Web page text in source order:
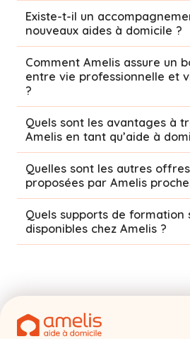
Existe-t-il un
nouveaux aides à domicile ?
Comment Amelis assure un
entre vie professionnelle et
?
Quels sont les avantages à
Amelis en tant qu’aide à
Quelles sont les autres offres
proposées par Amelis
Quels supports de formation
disponibles chez Amelis ?